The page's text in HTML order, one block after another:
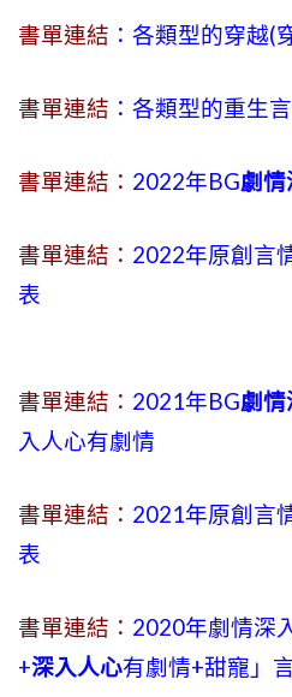
書單連結 ：各類型的穿越(
書單連結 ：各類型的重生
書單連結： 2022年BG劇情
書單連結： 2022年原創言
表
書單連結： 2021年BG劇情
入人心有劇情
書單連結： 2021年原創言
表
書單連結： 2020年劇情深
+深入人心有劇情+甜寵」